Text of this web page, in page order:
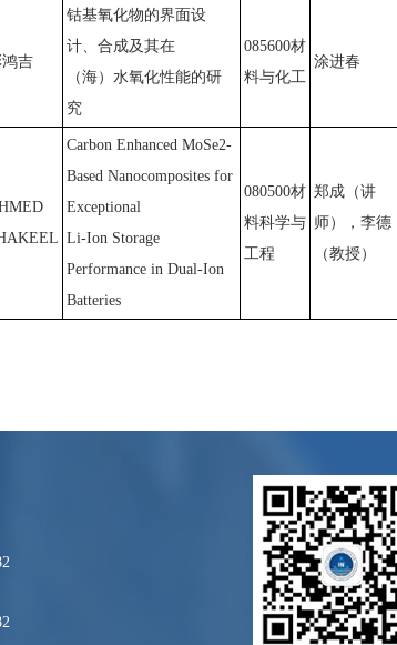
吉
钴基氧化物的界面设
计、合成及其在
（海）水氧化性能的研
究
085600材
料与化工
涂进春
Carbon Enhanced MoSe2-
Based Nanocomposites for
Exceptional
Li-Ion Storage
Performance in Dual-Ion
Batteries
080500材
料科学与
工程
郑成（讲
师），李德
（教授）